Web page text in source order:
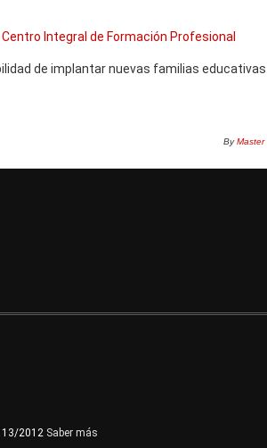
Integral de Formación Profesional
de implantar nuevas familias
ByMaster
13/2012 Saber más